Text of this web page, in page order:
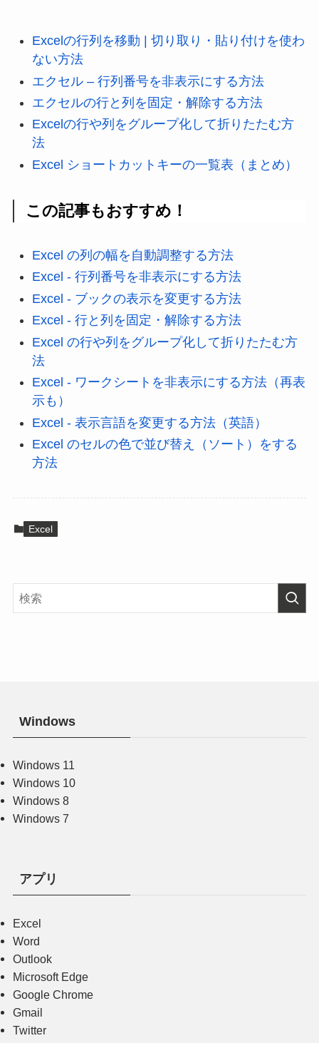
Excelの行列を移動 | 切り取り・貼り付けを使わ
ない方法
エクセル – 行列番号を非表示にする方法
エクセルの行と列を固定・解除する方法
Excelの行や列をグループ化して折りたたむ方
法
Excel ショートカットキーの一覧表（まとめ）
この記事もおすすめ！
Excel の列の幅を自動調整する方法
Excel - 行列番号を非表示にする方法
Excel - ブックの表示を変更する方法
Excel - 行と列を固定・解除する方法
Excel の行や列をグループ化して折りたたむ方
法
Excel - ワークシートを非表示にする方法（再表
示も）
Excel - 表示言語を変更する方法（英語）
Excel のセルの色で並び替え（ソート）をする
方法
Excel
Windows
Windows 11
Windows 10
Windows 8
Windows 7
アプリ
Excel
Word
Outlook
Microsoft Edge
Google Chrome
Gmail
Twitter